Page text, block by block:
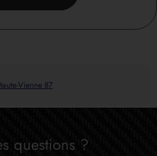
Vienne 87
questions ?